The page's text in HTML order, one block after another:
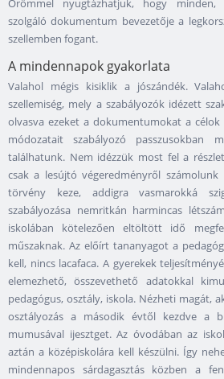
Örömmel nyugtázhatjuk, hogy
szolgáló dokumentum bevezetője a
szellemben fogant.
A mindennapok gyakorlata
Valahol mégis kisiklik a jószándék.
szellemiség, mely a szabályozók idézett
olvasva ezeket a dokumentumokat a
módozatait szabályozó passzusokban
találhatunk. Nem idézzük most fel a
csak a lesújtó végeredményről
törvény keze, addigra vasmarokká
szabályozása nemritkán harmincas
iskolában kötelezően eltöltött idő
műszaknak. Az előírt tananyagot a
kell, nincs lacafaca. A gyerekek
elemezhető, összevethető adatokkal
pedagógus, osztály, iskola. Nézheti magát,
osztályozás a második évtől kezdve a
mumusával ijesztget. Az óvodában az
aztán a középiskolára kell készülni. Így
mindennapos sárdagasztás közben a